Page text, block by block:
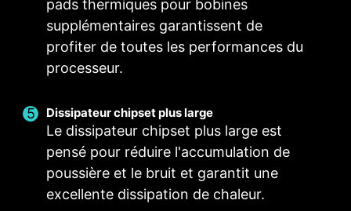
pads thermiques pour bobines
supplémentaires garantissent de
profiter de toutes les performances du
processeur.
Dissipateur chipset plus large
Le dissipateur chipset plus large est
pensé pour réduire l'accumulation de
poussière et le bruit et garantit une
excellente dissipation de chaleur.
Auto-detect
POUR VENTILATEUR
SYSTÈME
Support du mode
Auto-detect
HEADER EZ CONN. -
JAF_1 EXCLUSIF
Alimentation 2A
(ventil.) / Support de
composants PC MSI
Permet aux utilisateurs de modifier
manuellement la température selon un
pourcentage déterminé.
Ajustez les paramètres du ventilateur dans le
BIOS.
Personnalisation par l'utilisateur